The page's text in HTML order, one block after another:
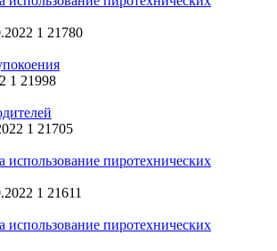
1 21780
1 21998
1 21705
использование пиротехнических
1 21611
использование пиротехнических